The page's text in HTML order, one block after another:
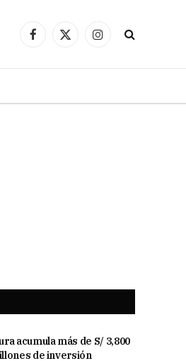
Facebook
X
Instagram
acumula más de S/ 3,800
de inversión